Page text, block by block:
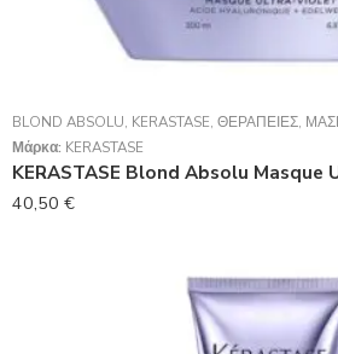
BLOND ABSOLU, KERASTASE, ΘΕΡΑΠΕΊΕΣ,
Μάρκα: KERASTASE
40,50 €